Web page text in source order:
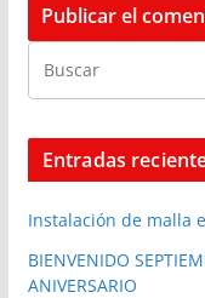
Entradas
Instalación de malla
BIENVENIDO
ANIVERSARIO